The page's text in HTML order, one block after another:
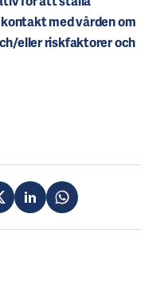
kontakt med vården om
eller riskfaktorer och